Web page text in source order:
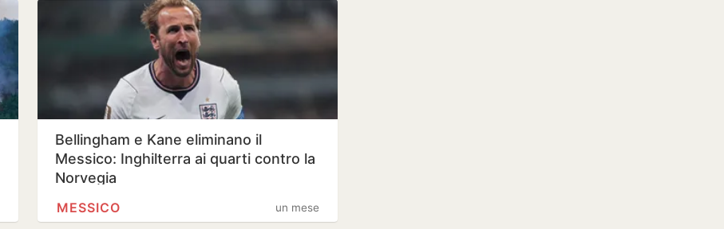
Bellingham e Kane eliminano il
Messico: Inghilterra ai quarti contro la
Norvegia
un mese
MESSICO